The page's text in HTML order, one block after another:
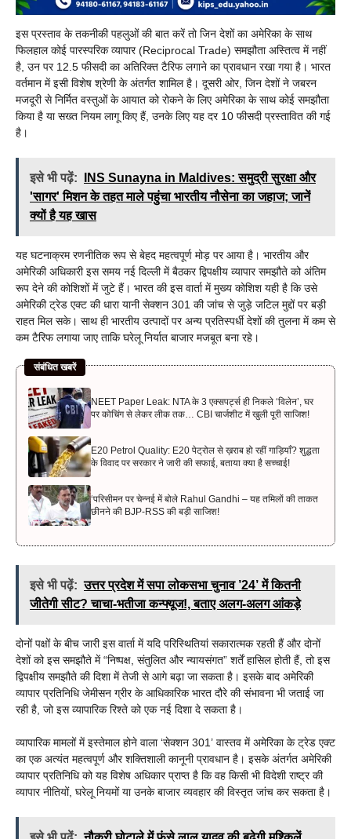
इस प्रस्ताव के तकनीकी पहलुओं की बात करें तो जिन देशों का अमेरिका के साथ
फिलहाल कोई पारस्परिक व्यापार (Reciprocal Trade) समझौता अस्तित्व में नहीं
है, उन पर 12.5 फीसदी का अतिरिक्त टैरिफ लगाने का प्रावधान रखा गया है। भारत
वर्तमान में इसी विशेष श्रेणी के अंतर्गत शामिल है। दूसरी ओर, जिन देशों ने जबरन
मजदूरी से निर्मित वस्तुओं के आयात को रोकने के लिए अमेरिका के साथ कोई समझौता
किया है या सख्त नियम लागू किए हैं, उनके लिए यह दर 10 फीसदी प्रस्तावित की गई
है।
इसे भी पढ़ें:
INS Sunayna in Maldives: समुद्री सुरक्षा और
'सागर' मिशन के तहत माले पहुंचा भारतीय नौसेना का जहाज; जानें
क्यों है यह खास
यह घटनाक्रम रणनीतिक रूप से बेहद महत्वपूर्ण मोड़ पर आया है। भारतीय और
अमेरिकी अधिकारी इस समय नई दिल्ली में बैठकर द्विपक्षीय व्यापार समझौते को अंतिम
रूप देने की कोशिशों में जुटे हैं। भारत की इस वार्ता में मुख्य कोशिश यही है कि उसे
अमेरिकी ट्रेड एक्ट की धारा यानी सेक्शन 301 की जांच से जुड़े जटिल मुद्दों पर बड़ी
राहत मिल सके। साथ ही भारतीय उत्पादों पर अन्य प्रतिस्पर्धी देशों की तुलना में कम से
कम टैरिफ लगाया जाए ताकि घरेलू निर्यात बाजार मजबूत बना रहे।
संबंधित खबरें
NEET Paper Leak: NTA के 3 एक्सपर्ट्स ही निकले ‘विलेन’, घर
पर कोचिंग से लेकर लीक तक… CBI चार्जशीट में खुली पूरी साजिश!
E20 Petrol Quality: E20 पेट्रोल से ख़राब हो रहीं गाड़ियाँ? शुद्धता
के विवाद पर सरकार ने जारी की सफाई, बताया क्या है सच्चाई!
‘परिसीमन पर चेन्नई में बोले Rahul Gandhi – यह तमिलों की ताकत
छीनने की BJP-RSS की बड़ी साजिश!
इसे भी पढ़ें: उत्तर प्रदेश में सपा लोकसभा चुनाव ’24’ में कितनी
जीतेगी सीट? चाचा-भतीजा कन्फ्यूज!, बताए अलग-अलग आंकड़े
दोनों पक्षों के बीच जारी इस वार्ता में यदि परिस्थितियां सकारात्मक रहती हैं और दोनों
देशों को इस समझौते में “निष्पक्ष, संतुलित और न्यायसंगत” शर्तें हासिल होती हैं, तो इस
द्विपक्षीय समझौते की दिशा में तेजी से आगे बढ़ा जा सकता है। इसके बाद अमेरिकी
व्यापार प्रतिनिधि जेमीसन ग्रीर के आधिकारिक भारत दौरे की संभावना भी जताई जा
रही है, जो इस व्यापारिक रिश्ते को एक नई दिशा दे सकता है।
व्यापारिक मामलों में इस्तेमाल होने वाला ‘सेक्शन 301’ वास्तव में अमेरिका के ट्रेड एक्ट
का एक अत्यंत महत्वपूर्ण और शक्तिशाली कानूनी प्रावधान है। इसके अंतर्गत अमेरिकी
व्यापार प्रतिनिधि को यह विशेष अधिकार प्राप्त है कि वह किसी भी विदेशी राष्ट्र की
व्यापार नीतियों, घरेलू नियमों या उनके बाजार व्यवहार की विस्तृत जांच कर सकता है।